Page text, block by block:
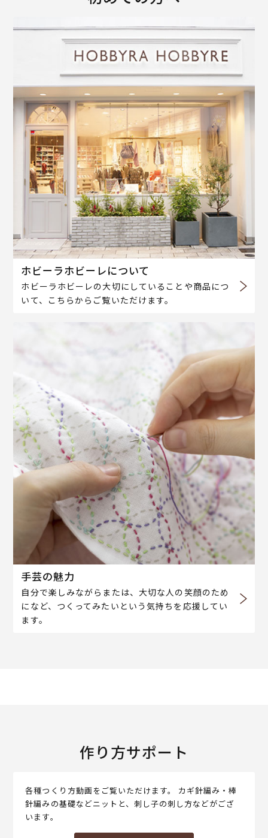
ホビーラホビーレについて
ホビーラホビーレの大切にしていることや商品につ
いて、こちらからご覧いただけます。
手芸の魅力
自分で楽しみながらまたは、大切な人の笑顔のため
になど、つくってみたいという気持ちを応援してい
ます。
作り方サポート
各種つくり方動画をご覧いただけます。 カギ針編み・棒
針編みの基礎などニットと、刺し子の刺し方などがござ
います。